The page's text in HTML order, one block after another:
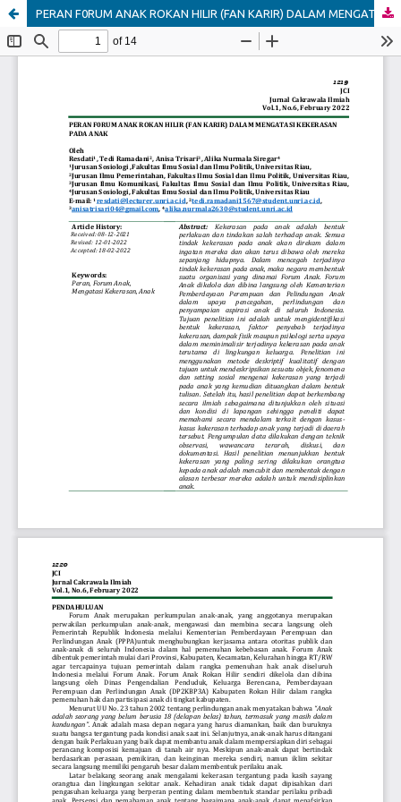
PERAN F0RUM ANAK ROKAN HILIR (FAN KARIR) DALAM MENGATASI KEKERASAN PADA ANAK